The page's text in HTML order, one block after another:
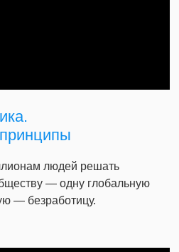
людей решать
— одну глобальную
— безработицу.